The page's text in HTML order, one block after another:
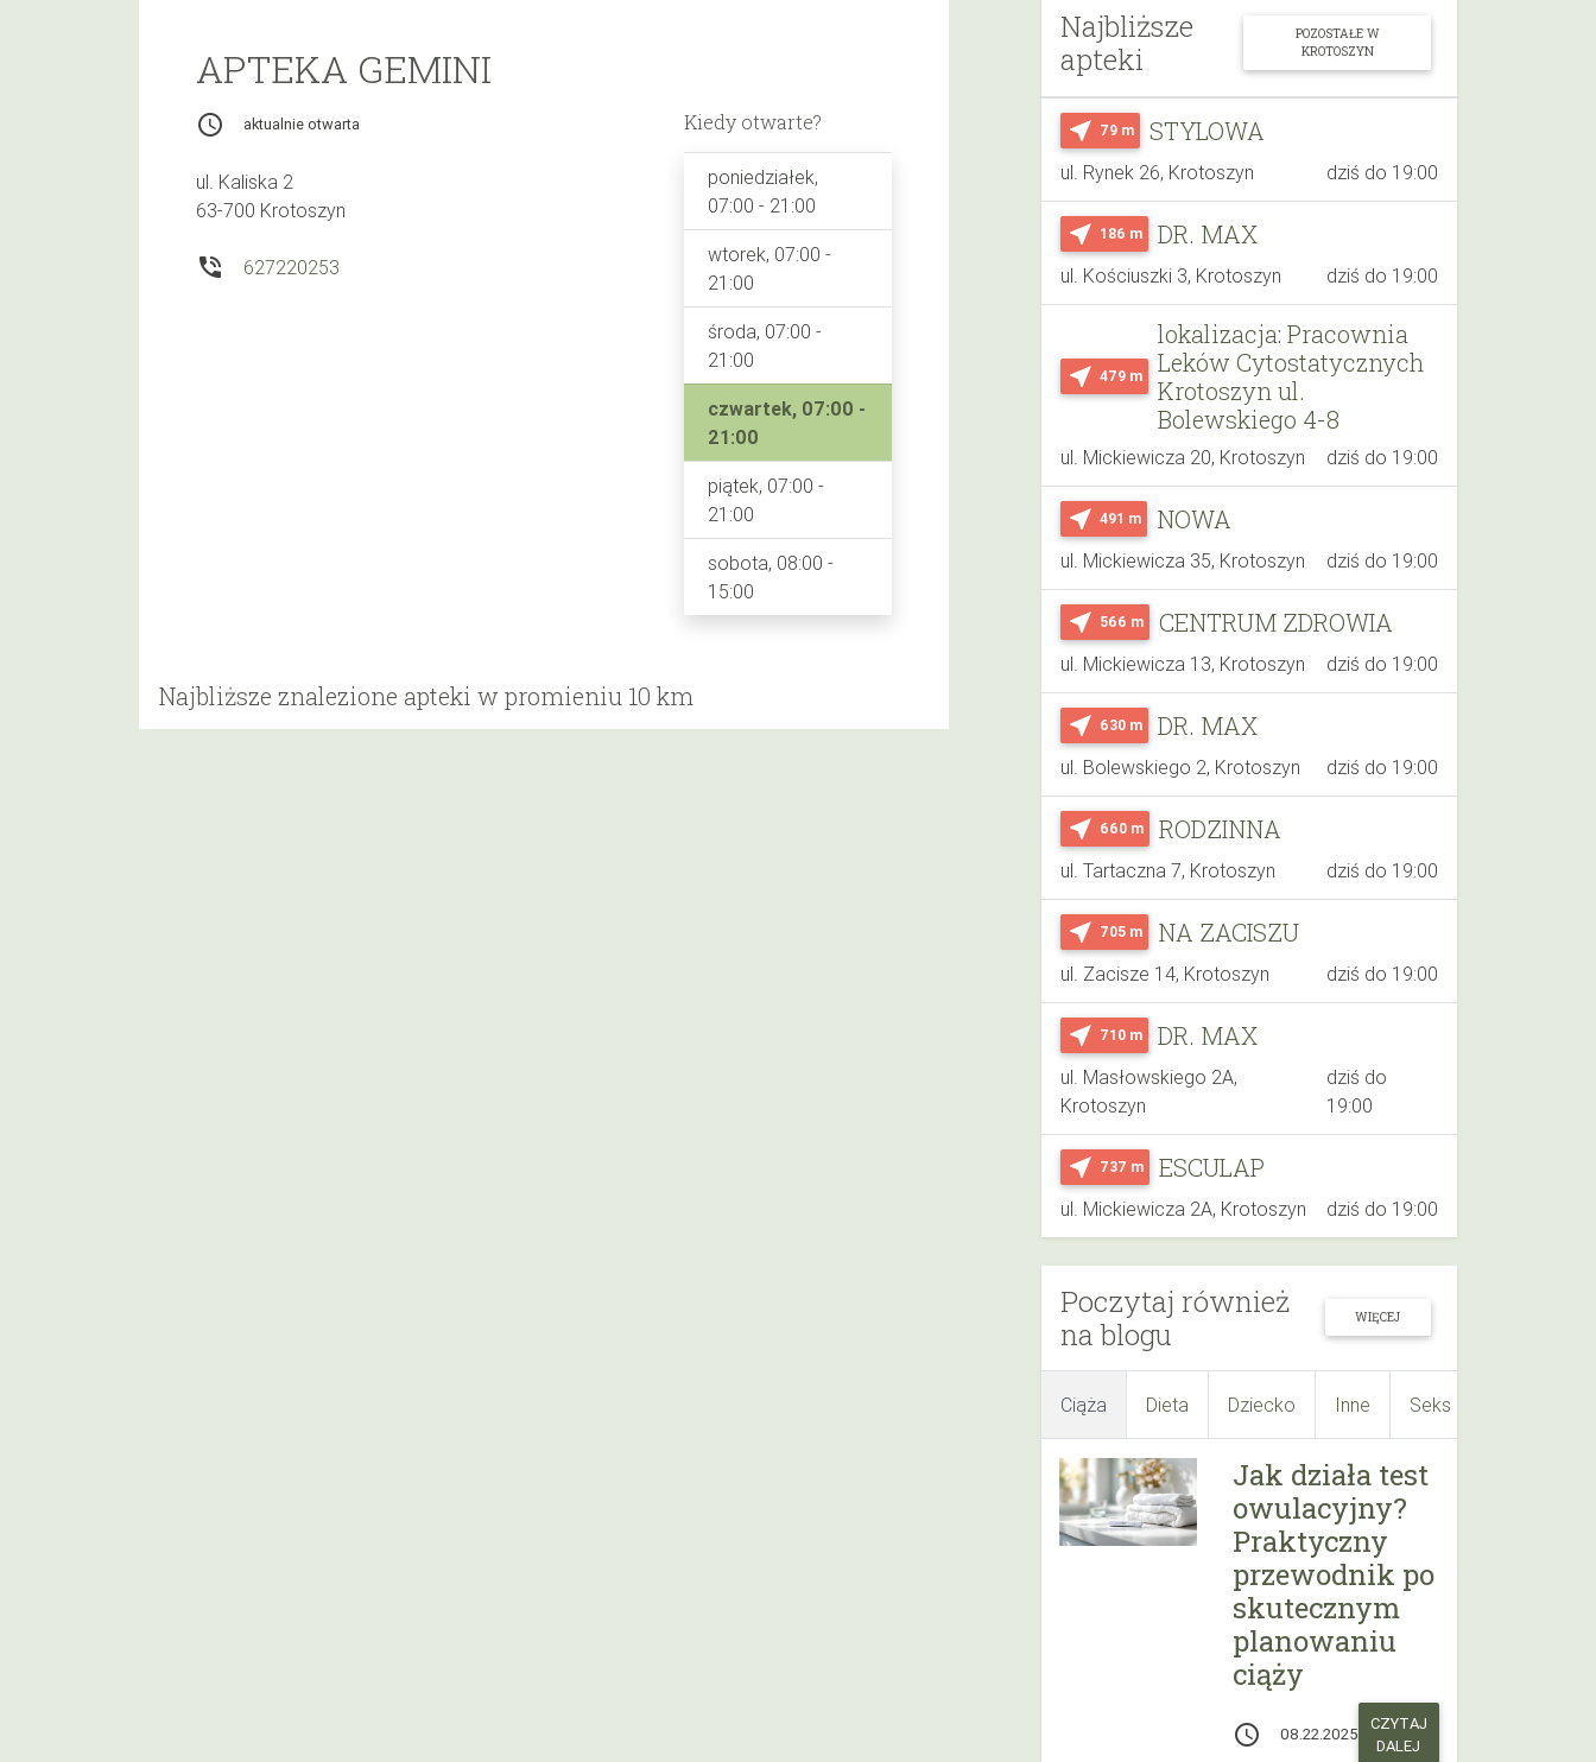
Najbliższe
apteki
POZOSTAŁE W
KROTOSZYN
near_me 79 m STYLOWA
ul. Rynek 26, Krotoszyn dziś do 19:00
near_me 186 m DR. MAX
ul. Kościuszki 3, Krotoszyn dziś do 19:00
near_me 479 m
lokalizacja: Pracownia
Leków Cytostatycznych
Krotoszyn ul.
Bolewskiego 4-8
ul. Mickiewicza 20, Krotoszyn dziś do 19:00
near_me 491 m NOWA
ul. Mickiewicza 35, Krotoszyn dziś do 19:00
near_me 566 m CENTRUM ZDROWIA
ul. Mickiewicza 13, Krotoszyn dziś do 19:00
near_me 630 m DR. MAX
ul. Bolewskiego 2, Krotoszyn dziś do 19:00
near_me 660 m RODZINNA
ul. Tartaczna 7, Krotoszyn dziś do 19:00
near_me 705 m NA ZACISZU
ul. Zacisze 14, Krotoszyn dziś do 19:00
near_me 710 m DR. MAX
ul. Masłowskiego 2A,
Krotoszyn
dziś do
19:00
near_me 737 m ESCULAP
ul. Mickiewicza 2A, Krotoszyn dziś do 19:00
Poczytaj również
na blogu
WIĘCEJ
Ciąża Dieta Dziecko Inne Seks
Jak działa test
owulacyjny?
Praktyczny
przewodnik po
skutecznym
planowaniu
ciąży
access_time 08.22.2025
CZYTAJ
DALEJ
APTEKA GEMINI
access_time aktualnie otwarta
ul. Kaliska 2
63-700 Krotoszyn
phone_in_talk 627220253
Kiedy otwarte?
poniedziałek,
07:00 - 21:00
wtorek, 07:00 -
21:00
środa, 07:00 -
21:00
czwartek, 07:00 -
21:00
piątek, 07:00 -
21:00
sobota, 08:00 -
15:00
Najbliższe znalezione apteki w promieniu 10 km